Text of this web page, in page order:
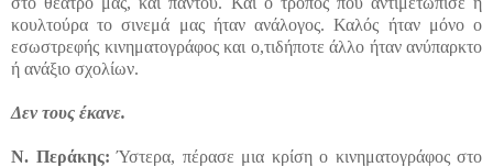
κουλτούρα το σινεμά μας ήταν ανάλογος. Καλός ήταν μόνο ο
εσωστρεφής κινηματογράφος και ο,τιδήποτε άλλο ήταν ανύπαρκτο
ή ανάξιο σχολίων.
Δεν τους έκανε.
Ν. Περάκης: Ύστερα, πέρασε μια κρίση ο κινηματογράφος στο